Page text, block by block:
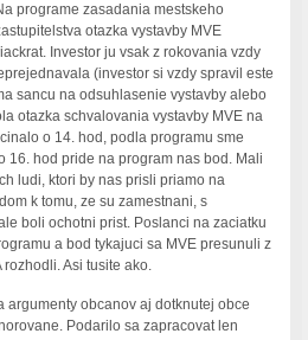
programe zasadania mestskeho
otazka vystavby MVE
Investor ju vsak z rokovania vzdy
(investor si vzdy spravil este
sancu na odsuhlasenie vystavby alebo
otazka schvalovania vystavby MVE na
o 14. hod, podla programu sme
16. hod pride na program nas bod. Mali
ludi, ktori by nas prisli priamo na
k tomu, ze su zamestnani, s
boli ochotni prist. Poslanci na zaciatku
a bod tykajuci sa MVE presunuli z
rozhodli. Asi tusite ako.
argumenty obcanov aj dotknutej obce
Podarilo sa zapracovat len